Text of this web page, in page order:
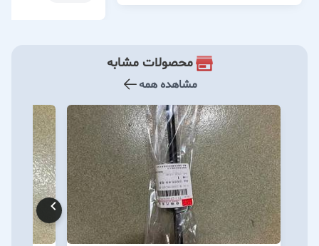
محصولات مشابه
مشاهده همه